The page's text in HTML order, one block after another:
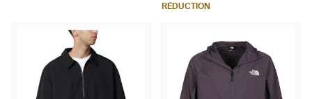
RÉDUCTION